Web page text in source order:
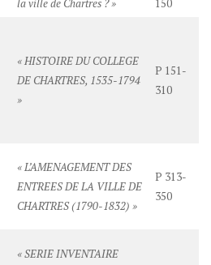
la ville de Chartres ? » 150
« HISTOIRE DU COLLEGE
DE CHARTRES, 1535-1794
»
P 151-
310
« L’AMENAGEMENT DES
ENTREES DE LA VILLE DE
CHARTRES (1790-1832) »
P 313-
350
« SERIE INVENTAIRE